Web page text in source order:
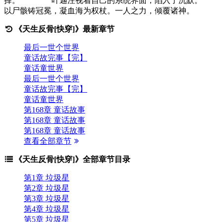
以尸骸铸冠冕，凝血海为权杖。一人之力，倾覆诸神。
《天生反骨[快穿]》最新章节
最后一世个世界
童话故完事【完】
童话童世界
最后一世个世界
童话故完事【完】
童话童世界
第168章 童话故事
第168章 童话故事
第168章 童话故事
查看全部章节
《天生反骨[快穿]》全部章节目录
第1章 垃圾星
第2章 垃圾星
第3章 垃圾星
第4章 垃圾星
第5章 垃圾星